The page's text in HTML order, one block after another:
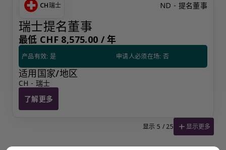
CH瑞士 ND - 提名董事
瑞士提名董事
最低 CHF 8,575.00 /年
产品有效: 是 申请人必须在场: 否
适用国家/地区
CH - 瑞士
了解更多
瑞士提名董事
显示 5 / 25 add显示更多